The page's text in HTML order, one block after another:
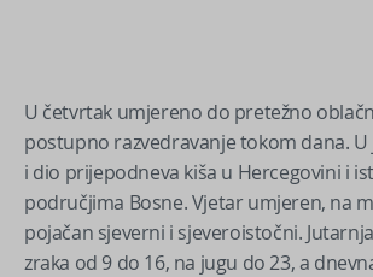
U četvrtak umjereno do pretežno
postupno razvedravanje tokom dana.
i dio prijepodneva kiša u Hercegovini i
područjima Bosne. Vjetar umjeren, na
pojačan sjeverni i sjeveroistočni.
zraka od 9 do 16, na jugu do 23, a